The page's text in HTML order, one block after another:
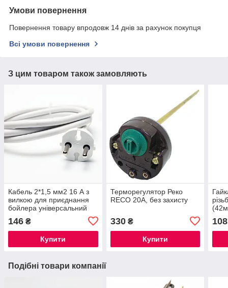
Умови повернення
Повернення товару впродовж 14 днів за рахунок покупця
Всі умови повернення
З цим товаром також замовляють
Кабель 2*1,5 мм2 16 А з
вилкою для приєднання
бойлера універсальний
146 ₴
Купити
Терморегулятор Реко
RECO 20А, без захисту
330₴
Купити
108
Подібні товари компанії